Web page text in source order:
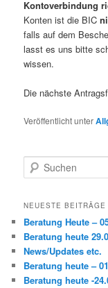
Kontoverbindung
Konten ist die BIC
falls auf dem
lasst es uns bitte
wissen.
Die nächste
Veröffentlicht unter
u
h
n
NEUESTE BEITRÄGE
Beratung Heute –
Beratung heute
News/Updates etc.
Beratung heute –
Beratung heute -